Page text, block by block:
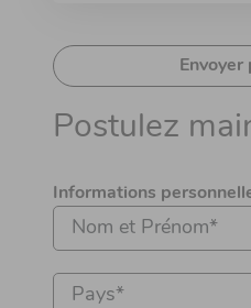
Envoyer
Postulez
Informations